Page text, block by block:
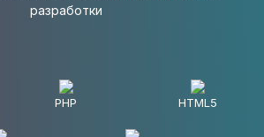
разработки
PHP HTML5